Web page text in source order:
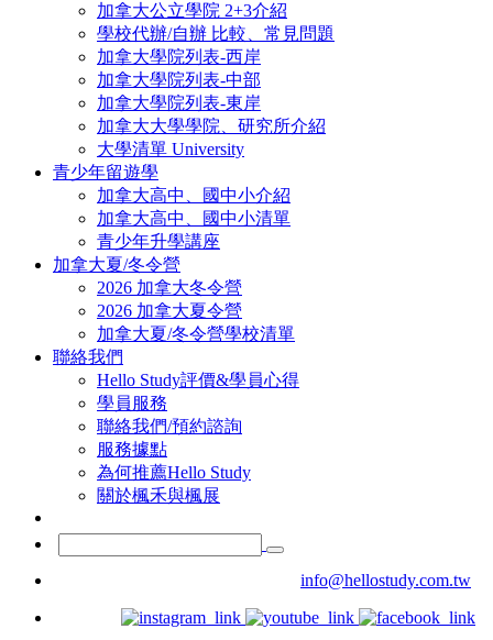
加拿大公立學院 2+3介紹
學校代辦/自辦 比較、常見問題
加拿大學院列表-西岸
加拿大學院列表-中部
加拿大學院列表-東岸
加拿大大學學院、研究所介紹
大學清單 University
青少年留遊學
加拿大高中、國中小介紹
加拿大高中、國中小清單
青少年升學講座
加拿大夏/冬令營
2026 加拿大冬令營
2026 加拿大夏令營
加拿大夏/冬令營學校清單
聯絡我們
Hello Study評價&學員心得
學員服務
聯絡我們/預約諮詢
服務據點
為何推薦Hello Study
關於楓禾與楓展
info@hellostudy.com.tw